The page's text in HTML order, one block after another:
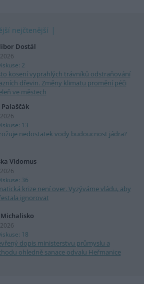
nejčtenější
Dostál
2
kosení vyprahlých trávníků odstraňování
dřevin. Změny klimatu promění péči
ve městech
Palaščák
13
nedostatek vody budoucnost jádra?
Vidomus
36
krize není over. Vyzýváme vládu, aby
ignorovat
18
dopis ministerstvu průmyslu a
ohledně sanace odvalu Heřmanice